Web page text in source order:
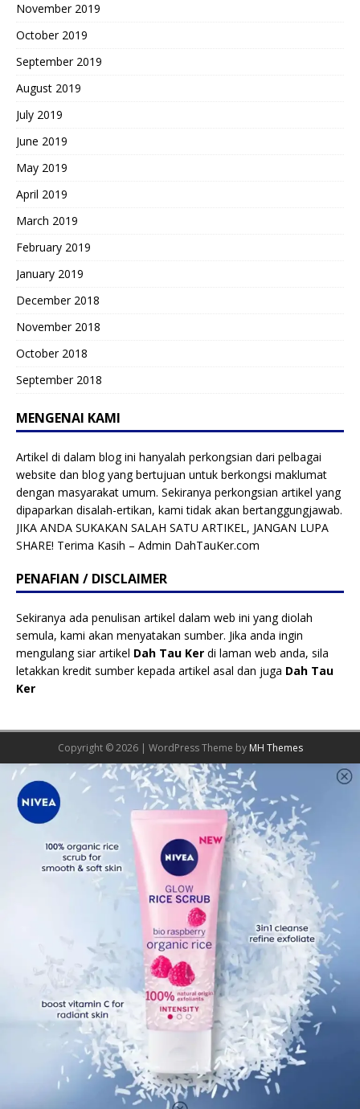
November 2019
October 2019
September 2019
August 2019
July 2019
June 2019
May 2019
April 2019
March 2019
February 2019
January 2019
December 2018
November 2018
October 2018
September 2018
MENGENAI KAMI
Artikel di dalam blog ini hanyalah perkongsian dari pelbagai
website dan blog yang bertujuan untuk berkongsi maklumat
dengan masyarakat umum. Sekiranya perkongsian artikel yang
dipaparkan disalah-ertikan, kami tidak akan bertanggungjawab.
JIKA ANDA SUKAKAN SALAH SATU ARTIKEL, JANGAN LUPA
SHARE! Terima Kasih – Admin DahTauKer.com
PENAFIAN / DISCLAIMER
Sekiranya ada penulisan artikel dalam web ini yang diolah
semula, kami akan menyatakan sumber. Jika anda ingin
mengulang siar artikel Dah Tau Ker di laman web anda, sila
letakkan kredit sumber kepada artikel asal dan juga Dah Tau
Ker
Copyright © 2026 | WordPress Theme by MH Themes